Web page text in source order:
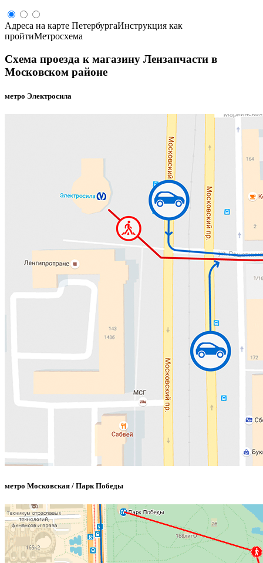
Адреса на карте ПетербургаИнструкция как
пройтиМетросхема
Схема проезда к магазину Лензапчасти в
Московском районе
метро Электросила
метро Московская / Парк Победы